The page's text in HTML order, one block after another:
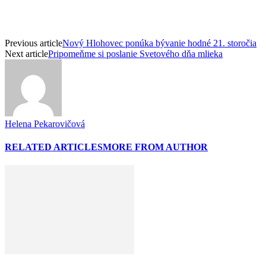
Previous articleNový Hlohovec ponúka bývanie hodné 21. storočia
Next articlePripomeňme si poslanie Svetového dňa mlieka
Helena Pekarovičová
RELATED ARTICLESMORE FROM AUTHOR